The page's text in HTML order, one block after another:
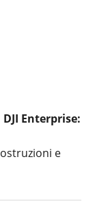
Enterprise:
e